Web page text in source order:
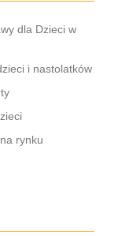
dla Dzieci w
i nastolatków
rynku